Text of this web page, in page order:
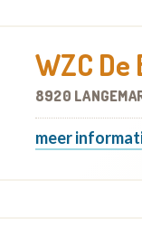
WZC De
8920
meer